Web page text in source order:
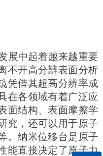
中起着越来越重要
不开高分辨表面分析
凭借其超高分辨率成
在各领域有着广泛应
面结构、表面摩擦学
究，还可以用于原子
。纳米位移台是原子
能直接决定了原子力